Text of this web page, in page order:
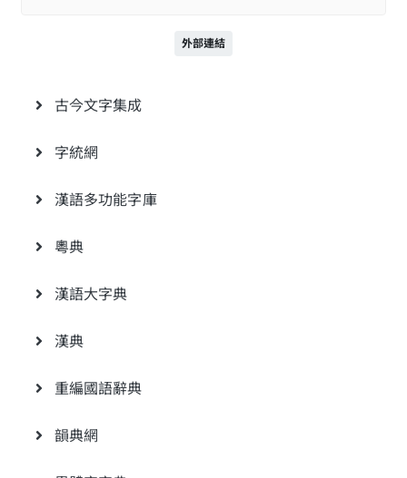
外部連結
古今文字集成
字統網
漢語多功能字庫
粵典
漢語大字典
漢典
重編國語辭典
韻典網